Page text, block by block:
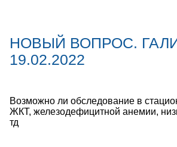
НОВЫЙ ВОПРОС.
19.02.2022
Возможно ли обследование в
ЖКТ, железодефицитной анемии,
тд